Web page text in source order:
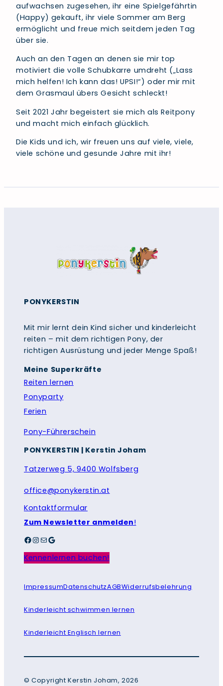
aufwachsen zugesehen, ihr eine Spielgefährtin
(Happy) gekauft, ihr viele Sommer am Berg
ermöglicht und freue mich seitdem jeden Tag
über sie.
Auch an den Tagen an denen sie mir top
motiviert die volle Schubkarre umdreht („Lass
mich helfen! Ich kann das! UPSI!“) oder mir mit
dem Grasmaul übers Gesicht schleckt!
Seit 2021 Jahr begeistert sie mich als Reitpony
und macht mich einfach glücklich.
Die Kids und ich, wir freuen uns auf viele, viele,
viele schöne und gesunde Jahre mit ihr!
PONYKERSTIN
Mit mir lernt dein Kind sicher und kinderleicht
reiten – mit dem richtigen Pony, der
richtigen Ausrüstung und jeder Menge Spaß!
Meine Superkräfte
Reiten lernen
Ponyparty
Ferien
Pony-Führerschein
PONYKERSTIN | Kerstin Joham
Tatzerweg 5, 9400 Wolfsberg
office@ponykerstin.at
Kontaktformular
Zum Newsletter anmelden!
Facebook InstagramE-Mail Google
Kennenlernen buchen!
ImpressumDatenschutzAGBWiderrufsbelehrung
Kinderleicht schwimmen lernen
Kinderleicht Englisch lernen
© Copyright Kerstin Joham, 2026